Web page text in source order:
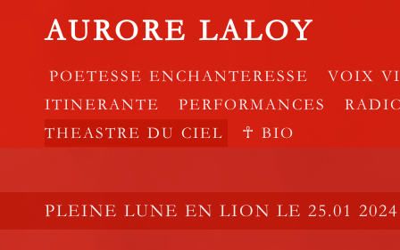
AURORE LALOY
POETESSE ENCHANTERESSE
VOIX
ITINERANTE
PERFORMANCES
THEASTRE DU CIEL
☥ BIO
PLEINE LUNE EN LION LE 25.01 2024